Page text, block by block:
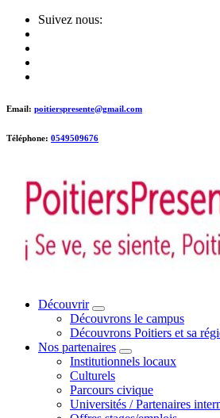
Skip
content
Suivez nous:
Email: poitierspresente@gmail.com
Téléphone: 0549509676
Poitiers presente !
Découvrir
Découvrons le campus
Découvrons Poitiers et sa
Nos partenaires
Institutionnels locaux
Culturels
Parcours civique
Universités / Partenaires